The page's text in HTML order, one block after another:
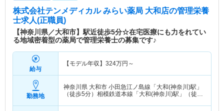
株式会社テンメディカル みらい薬局 大和店の管理栄養
士求人(正職員)
【神奈川県／大和市】駅近徒歩5分☆在宅医療にも力をれてい
る地域密着型の薬局で管理栄養士の募集です♪
給与
【モデル年収】 324万円～
勤務地
神奈川県 大和市 小田急江ノ島線「大和(神奈川)駅」
（徒歩5分）相模鉄道本線「大和(神奈川)駅」（徒歩